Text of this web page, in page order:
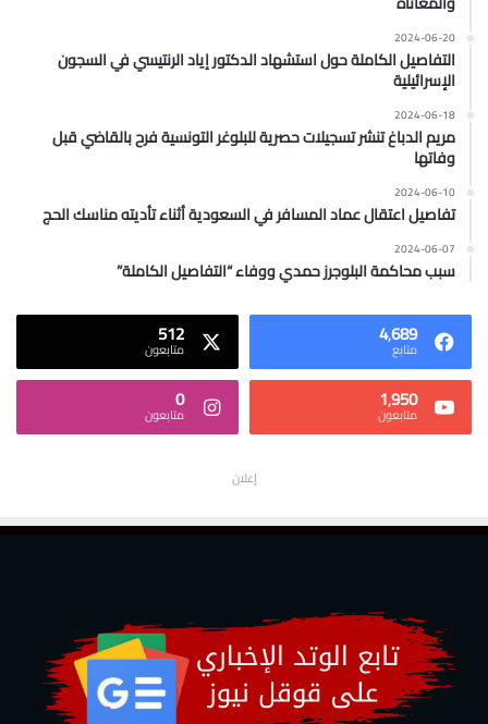
2024-06-20
التفاصيل الكاملة حول استشهاد الدكتور إياد الرنتيسي في السجون
الإسرائيلية
2024-06-18
مريم الدباغ تنشر تسجيلات حصرية للبلوغر التونسية فرح بالقاضي قبل
وفاتها
2024-06-10
تفاصيل اعتقال عماد المسافر في السعودية أثناء تأديته مناسك الحج
2024-06-07
سبب محاكمة البلوجرز حمدي ووفاء “التفاصيل الكاملة”
4٬689
متابع 512
متابعون
1٬950
متابعون 0
متابعون
إعلان